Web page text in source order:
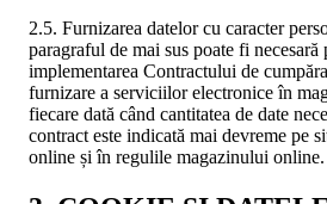
2.5. Furnizarea datelor cu caracter
paragraful de mai sus poate fi necesară
implementarea Contractului de
furnizare a serviciilor electronice în
fiecare dată când cantitatea de date
contract este indicată mai devreme pe
online și în regulile magazinului online.